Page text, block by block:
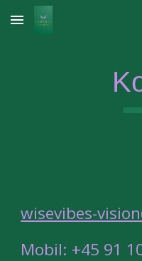
Skip to main content
wisevibes-
Mobil: +45 91